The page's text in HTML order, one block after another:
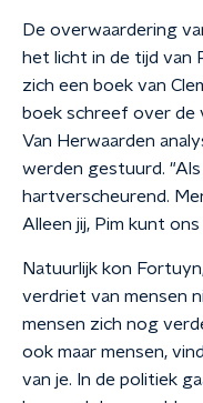
De overwaardering
het licht in de tijd van
zich een boek van
boek schreef over de
Van Herwaarden
werden gestuurd.
hartverscheurend.
Alleen jij, Pim kunt ons
Natuurlijk kon
verdriet van mensen
mensen zich nog
ook maar mensen,
van je. In de politiek